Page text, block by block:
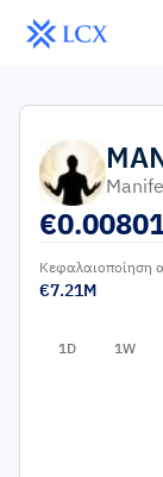
€
Κεφαλαιοποίηση
€7.21M
1D 1W